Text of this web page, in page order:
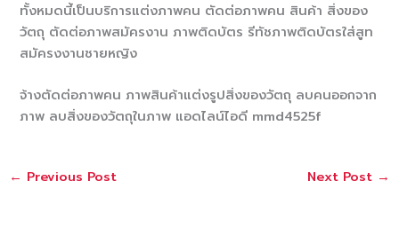
ทั้งหมดนี้เป็นบริการแต่งภาพคน ตัดต่อภาพคน สินค้า สิ่งของ
วัตถุ ตัดต่อภาพสมัครงาน ภาพติดบัตร รีทัชภาพติดบัตรใส่สูท
สมัครงงานชายหญิง
จ้างตัดต่อภาพคน ภาพสินค้าแต่งรูปสิ่งของวัตถุ ลบคนออกจาก
ภาพ ลบสิ่งของวัตถุในภาพ แอดไลน์ไอดี mmd4525f
← Previous Post Next Post →